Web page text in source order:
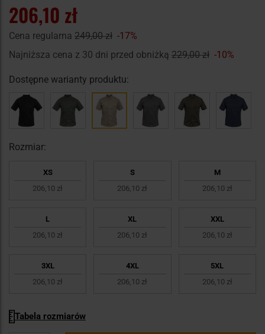
206,10 zł
Cena regularna 249,00 zł -17%
Najniższa cena z 30 dni przed obniżką 229,00 zł -10%
Dostępne warianty produktu:
Rozmiar:
XS
206,10 zł
S
206,10 zł
M
206,10 zł
L
206,10 zł
XL
206,10 zł
XXL
206,10 zł
3XL
206,10 zł
4XL
206,10 zł
5XL
206,10 zł
Tabela rozmiarów